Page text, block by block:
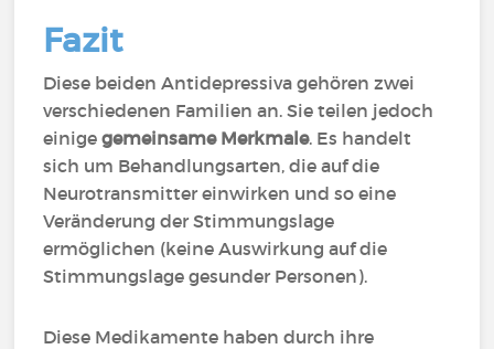
Fazit
Diese beiden Antidepressiva gehören zwei
verschiedenen Familien an. Sie teilen jedoch
einigegemeinsame Merkmale. Es handelt
sich um Behandlungsarten, die auf die
Neurotransmitter einwirken und so eine
Veränderung der Stimmungslage
ermöglichen (keine Auswirkung auf die
Stimmungslage gesunder Personen).
Diese Medikamente haben durch ihre